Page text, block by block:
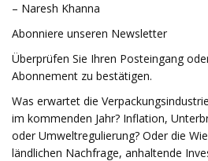
– Naresh Khanna
Abonniere unseren Newsletter
Überprüfen Sie Ihren Posteingang
Abonnement zu bestätigen.
Was erwartet die
im kommenden Jahr? Inflation,
oder Umweltregulierung? Oder die
ländlichen Nachfrage, anhaltende